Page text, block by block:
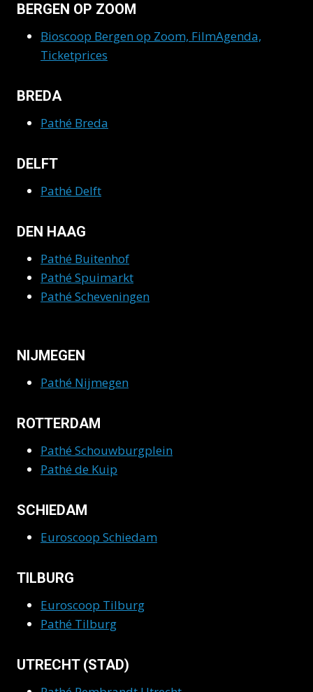
BERGEN OP ZOOM
Bioscoop Bergen op Zoom, FilmAgenda,
Ticketprices
BREDA
Pathé Breda
DELFT
Pathé Delft
DEN HAAG
Pathé Buitenhof
Pathé Spuimarkt
Pathé Scheveningen
NIJMEGEN
Pathé Nijmegen
ROTTERDAM
Pathé Schouwburgplein
Pathé de Kuip
SCHIEDAM
Euroscoop Schiedam
TILBURG
Euroscoop Tilburg
Pathé Tilburg
UTRECHT (STAD)